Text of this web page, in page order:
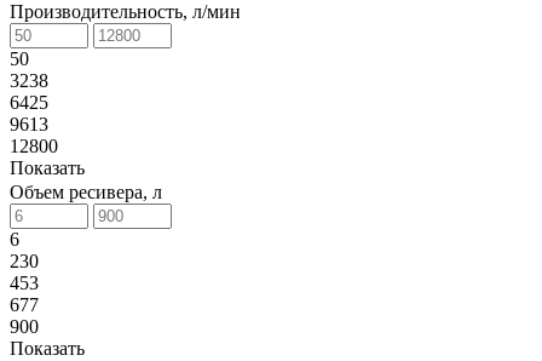
Производительность, л/мин
50
3238
6425
9613
12800
Показать
Объем ресивера, л
6
230
453
677
900
Показать